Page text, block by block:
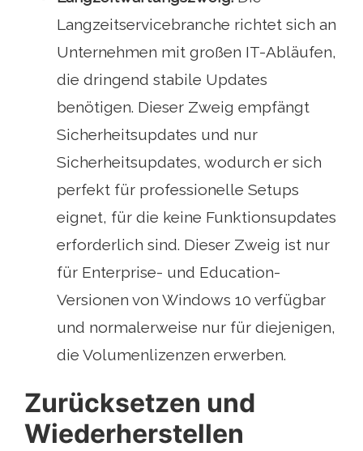
Langzeitservicebranche richtet sich an
Unternehmen mit großen IT-Abläufen,
die dringend stabile Updates
benötigen. Dieser Zweig empfängt
Sicherheitsupdates und nur
Sicherheitsupdates, wodurch er sich
perfekt für professionelle Setups
eignet, für die keine Funktionsupdates
erforderlich sind. Dieser Zweig ist nur
für Enterprise- und Education-
Versionen von Windows 10 verfügbar
und normalerweise nur für diejenigen,
die Volumenlizenzen erwerben.
Zurücksetzen und
Wiederherstellen